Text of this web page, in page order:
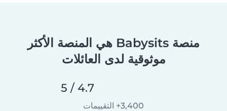
منصة Babysits هي المنصة الأكثر
موثوقية لدى العائلات
4.7 / 5
3,400+ التقييمات